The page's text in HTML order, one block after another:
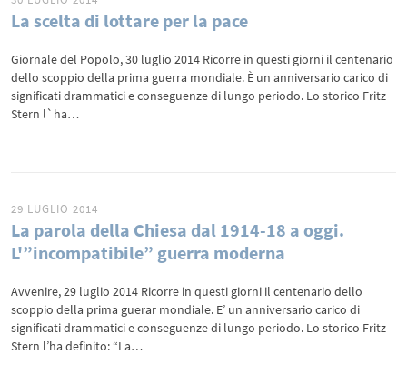
La scelta di lottare per la pace
Giornale del Popolo, 30 luglio 2014 Ricorre in questi giorni il centenario
dello scoppio della prima guerra mondiale. È un anniversario carico di
significati drammatici e conseguenze di lungo periodo. Lo storico Fritz
Stern l`ha…
29 LUGLIO 2014
La parola della Chiesa dal 1914-18 a oggi.
L'”incompatibile” guerra moderna
Avvenire, 29 luglio 2014 Ricorre in questi giorni il centenario dello
scoppio della prima guerar mondiale. E’ un anniversario carico di
significati drammatici e conseguenze di lungo periodo. Lo storico Fritz
Stern l’ha definito: “La…